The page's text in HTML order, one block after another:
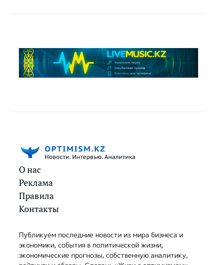
О нас
Реклама
Правила
Контакты
Публикуем последние новости из мира бизнеса и
экономики, события в политической жизни,
экономические прогнозы, собственную аналитику,